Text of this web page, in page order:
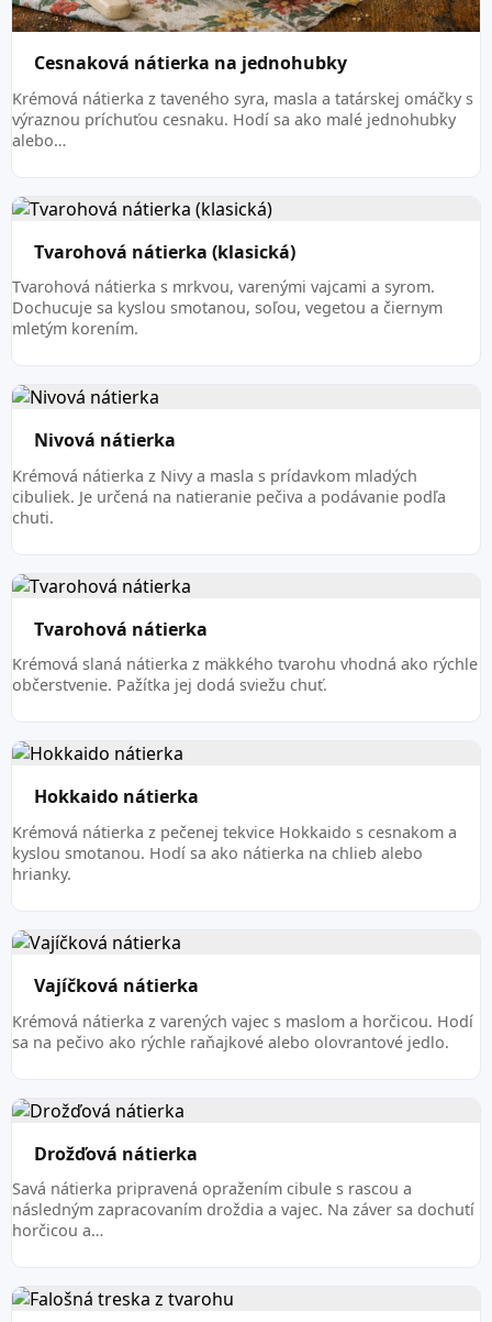
Cesnaková nátierka na jednohubky
Krémová nátierka z taveného syra, masla a tatárskej omáčky s
výraznou príchuťou cesnaku. Hodí sa ako malé jednohubky
alebo…
Tvarohová nátierka (klasická)
Tvarohová nátierka s mrkvou, varenými vajcami a syrom.
Dochucuje sa kyslou smotanou, soľou, vegetou a čiernym
mletým korením.
Nivová nátierka
Krémová nátierka z Nivy a masla s prídavkom mladých
cibuliek. Je určená na natieranie pečiva a podávanie podľa
chuti.
Tvarohová nátierka
Krémová slaná nátierka z mäkkého tvarohu vhodná ako rýchle
občerstvenie. Pažítka jej dodá sviežu chuť.
Hokkaido nátierka
Krémová nátierka z pečenej tekvice Hokkaido s cesnakom a
kyslou smotanou. Hodí sa ako nátierka na chlieb alebo
hrianky.
Vajíčková nátierka
Krémová nátierka z varených vajec s maslom a horčicou. Hodí
sa na pečivo ako rýchle raňajkové alebo olovrantové jedlo.
Drožďová nátierka
Savá nátierka pripravená opražením cibule s rascou a
následným zapracovaním droždia a vajec. Na záver sa dochutí
horčicou a…